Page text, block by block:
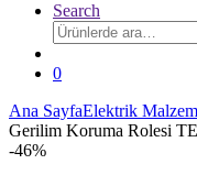
Search
Ara:
0
Ana SayfaElektrik
Gerilim Koruma Rolesi
-46%